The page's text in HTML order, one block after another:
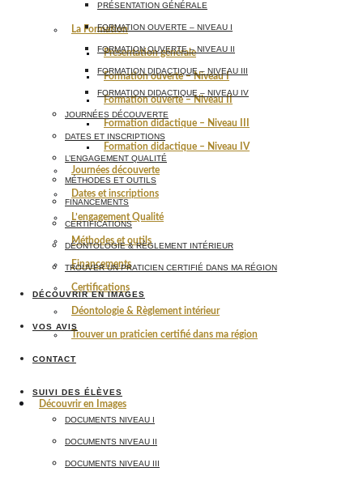
La Formation
Présentation générale
Formation ouverte – Niveau I
Formation ouverte – Niveau II
Formation didactique – Niveau III
Formation didactique – Niveau IV
Journées découverte
Dates et inscriptions
L’engagement Qualité
Méthodes et outils
Financements
Certifications
Déontologie & Règlement intérieur
Trouver un praticien certifié dans ma région
Découvrir en Images
PRÉSENTATION GÉNÉRALE
FORMATION OUVERTE – NIVEAU I
FORMATION OUVERTE – NIVEAU II
FORMATION DIDACTIQUE – NIVEAU III
FORMATION DIDACTIQUE – NIVEAU IV
JOURNÉES DÉCOUVERTE
DATES ET INSCRIPTIONS
L’ENGAGEMENT QUALITÉ
MÉTHODES ET OUTILS
FINANCEMENTS
CERTIFICATIONS
DÉONTOLOGIE & RÈGLEMENT INTÉRIEUR
TROUVER UN PRATICIEN CERTIFIÉ DANS MA RÉGION
DÉCOUVRIR EN IMAGES
VOS AVIS
CONTACT
SUIVI DES ÉLÈVES
DOCUMENTS NIVEAU I
DOCUMENTS NIVEAU II
DOCUMENTS NIVEAU III